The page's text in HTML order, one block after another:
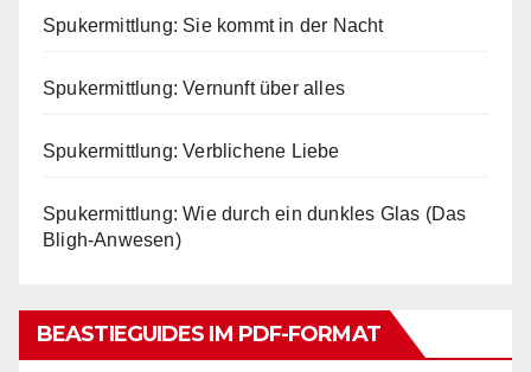
Spukermittlung: Sie kommt in der Nacht
Spukermittlung: Vernunft über alles
Spukermittlung: Verblichene Liebe
Spukermittlung: Wie durch ein dunkles Glas (Das
Bligh-Anwesen)
BEASTIEGUIDES IM PDF-FORMAT